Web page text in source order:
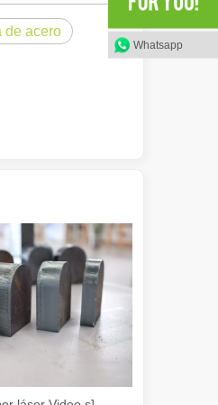
de metales, la eficiencia
y eficiencia. Esta
de acero
Whatsapp